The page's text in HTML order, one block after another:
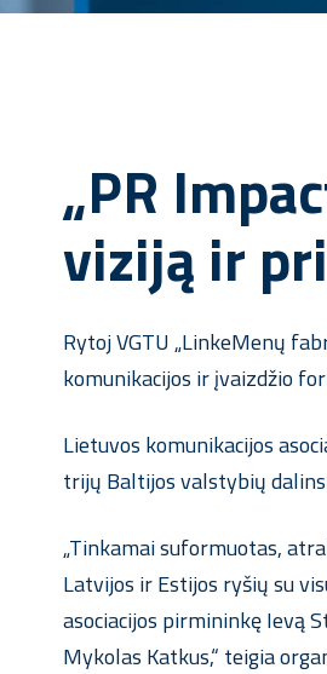
„PR
viziją ir
Rytoj VGTU „LinkeMenų
komunikacijos ir įvaizdžio
Lietuvos komunikacijos
trijų Baltijos valstybių
„Tinkamai suformuotas,
Latvijos ir Estijos ryšių su
asociacijos pirmininkę Ievą
Mykolas Katkus,“ teigia